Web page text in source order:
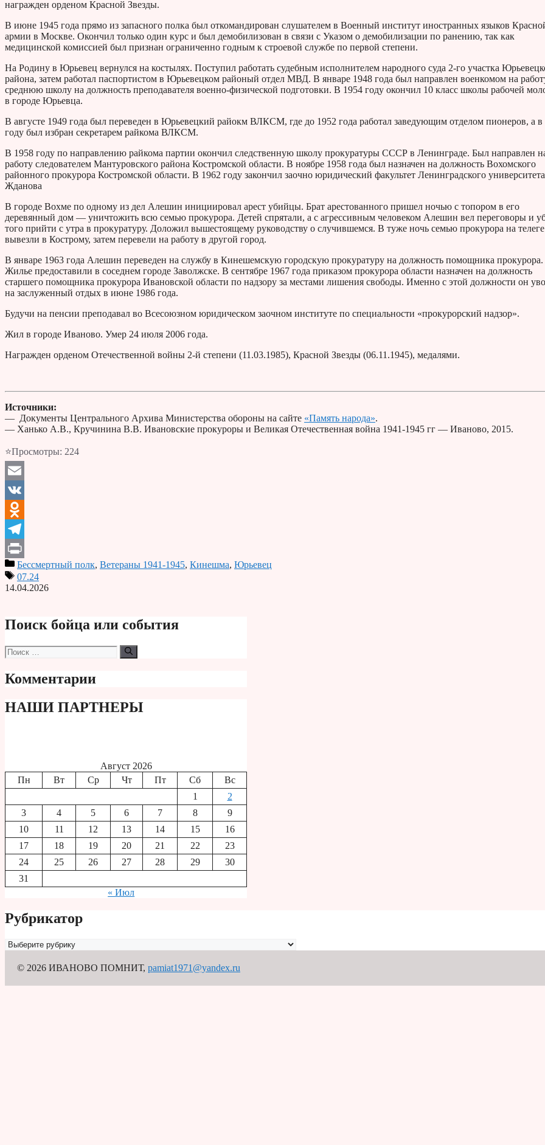
награжден орденом Красной Звезды.
В июне 1945 года прямо из запасного полка был откомандирован слушателем в Военный институт иностранных языков
армии в Москве. Окончил только один курс и был демобилизован в связи с Указом о демобилизации по ранению, так как
медицинской комиссией был признан ограниченно годным к строевой службе по первой степени.
На Родину в Юрьевец вернулся на костылях. Поступил работать судебным исполнителем народного суда 2-го участка
района, затем работал паспортистом в Юрьевецком районый отдел МВД. В январе 1948 года был направлен военкомом на
среднюю школу на должность преподавателя военно-физической подготовки. В 1954 году окончил 10 класс школы рабочей
в городе Юрьевца.
В августе 1949 года был переведен в Юрьевецкий райокм ВЛКСМ, где до 1952 года работал заведующим отделом пионеров, а в
году был избран секретарем райкома ВЛКСМ.
В 1958 году по направлению райкома партии окончил следственную школу прокуратуры СССР в Ленинграде. Был направлен
работу следователем Мантуровского района Костромской области. В ноябре 1958 года был назначен на должность Вохомского
районного прокурора Костромской области. В 1962 году закончил заочно юридический факультет Ленинградского
Жданова
В городе Вохме по одному из дел Алешин инициировал арест убийцы. Брат арестованного пришел ночью с топором в его
деревянный дом — уничтожить всю семью прокурора. Детей спрятали, а с агрессивным человеком Алешин вел переговоры и
того прийти с утра в прокуратуру. Доложил вышестоящему руководству о случившемся. В туже ночь семью прокурора на телеге
вывезли в Кострому, затем перевели на работу в другой город.
В январе 1963 года Алешин переведен на службу в Кинешемскую городскую прокуратуру на должность помощника прокурора.
Жилье предоставили в соседнем городе Заволжске. В сентябре 1967 года приказом прокурора области назначен на должность
старшего помощника прокурора Ивановской области по надзору за местами лишения свободы. Именно с этой должности он
на заслуженный отдых в июне 1986 года.
Будучи на пенсии преподавал во Всесоюзном юридическом заочном институте по специальности «прокурорский надзор».
Жил в городе Иваново. Умер 24 июля 2006 года.
Награжден орденом Отечественной войны 2-й степени (11.03.1985), Красной Звезды (06.11.1945), медалями.
Источники:
— Документы Центрального Архива Министерства обороны на сайте «Память народа».
— Ханько А.В., Кручинина В.В. Ивановские прокуроры и Великая Отечественная война 1941-1945 гг — Иваново, 2015.
⭐Просмотры: 224
Email
VK
Odnoklassniki
Telegram
PrintБессмертный полк, Ветераны 1941-1945, Кинешма, Юрьевец
07.24
14.04.2026
Поиск бойца или события
Поиск:
Комментарии
НАШИ ПАРТНЕРЫ
Август 2026
Пн
Вт Ср Чт Пт Сб
Вс
1
2
3
4 5 6 7 8
9
10
11 12 13 14 15
16
17
18 19 20 21 22
23
24
25 26 27 28 29
30
31
« Июл
Рубрикатор
Рубрикатор
© 2026 ИВАНОВО ПОМНИТ, pamiat1971@yandex.ru